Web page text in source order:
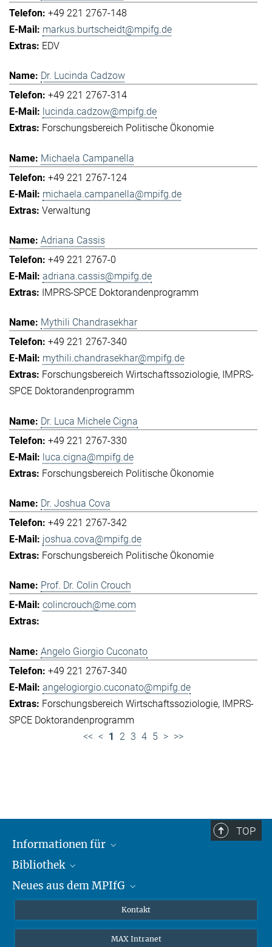
+49 221 2767-148
markus.burtscheidt@mpifg.de
EDV
Dr. Lucinda Cadzow
+49 221 2767-314
lucinda.cadzow@mpifg.de
Forschungsbereich Politische Ökonomie
Michaela Campanella
+49 221 2767-124
michaela.campanella@mpifg.de
Verwaltung
Adriana Cassis
+49 221 2767-0
adriana.cassis@mpifg.de
IMPRS-SPCE Doktorandenprogramm
Mythili Chandrasekhar
+49 221 2767-340
mythili.chandrasekhar@mpifg.de
Forschungsbereich Wirtschaftssoziologie
IMPRS-
SPCE Doktorandenprogramm
Dr. Luca Michele Cigna
+49 221 2767-330
luca.cigna@mpifg.de
Forschungsbereich Politische Ökonomie
Dr. Joshua Cova
+49 221 2767-342
joshua.cova@mpifg.de
Forschungsbereich Politische Ökonomie
Prof. Dr. Colin Crouch
colincrouch@me.com
Angelo Giorgio Cuconato
+49 221 2767-340
angelogiorgio.cuconato@mpifg.de
Forschungsbereich Wirtschaftssoziologie IMPRS-
SPCE Doktorandenprogramm
<< < 1 2 3 4 5 > >>
TOP
Informationen für
Forschende
Gäste
Bibliothek
Profil
Neues aus dem MPIfG
Newsletter abonnieren
Kontakt
MAX Intranet